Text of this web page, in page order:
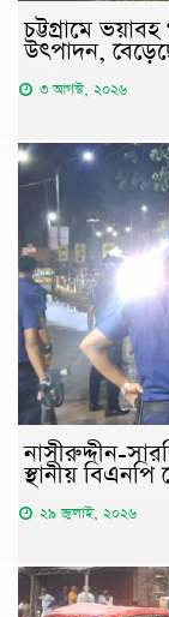
চট্টগ্রামে
উৎপাদন,
৩ আগস্ট, ২০২৬
নাসীরুদ্দীন-
স্থানীয় বিএনপি
২৯ জুলাই, ২০২৬